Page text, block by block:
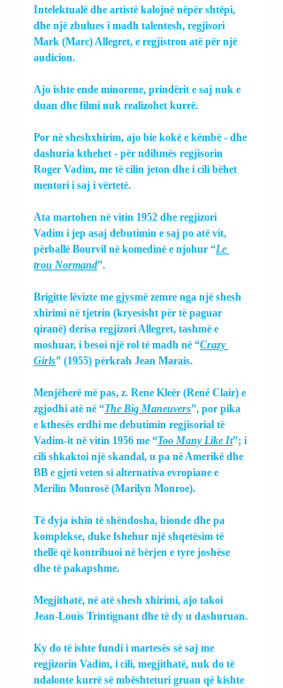
Intelektualë dhe artistë kalojnë nëpër shtëpi,
dhe një zbulues i madh talentesh, regjisori
Mark (Marc) Allegret, e regjistron atë për një
audicion.
Ajo ishte ende minorene, prindërit e saj nuk e
duan dhe filmi nuk realizohet kurrë.
Por në sheshxhirim, ajo bie kokë e këmbë - dhe
dashuria kthehet - për ndihmës regjisorin
Roger Vadim, me të cilin jeton dhe i cili bëhet
mentori i saj i vërtetë.
Ata martohen në vitin 1952 dhe regjizori
Vadim i jep asaj debutimin e saj po atë vit,
përballë Bourvil në komedinë e njohur “Le
trou Normand”.
Brigitte lëvizte me gjysmë zemre nga një shesh
xhirimi në tjetrin (kryesisht për të paguar
qiranë) derisa regjizori Allegret, tashmë e
moshuar, i besoi një rol të madh në “Crazy
Girls” (1955) përkrah Jean Marais.
Menjëherë më pas, z. Rene Kleër (René Clair) e
zgjodhi atë në “The Big Maneuvers”, por pika
e kthesës erdhi me debutimin regjisorial të
Vadim-it në vitin 1956 me “Too Many Like It”; i
cili shkaktoi një skandal, u pa në Amerikë dhe
BB e gjeti veten si alternativa evropiane e
Merilin Monrosë (Marilyn Monroe).
Të dyja ishin të shëndosha, bionde dhe pa
komplekse, duke fshehur një shqetësim të
thellë që kontribuoi në bërjen e tyre joshëse
dhe të pakapshme.
Megjithatë, në atë shesh xhirimi, ajo takoi
Jean-Louis Trintignant dhe të dy u dashuruan.
Ky do të ishte fundi i martesës së saj me
regjizorin Vadim, i cili, megjithatë, nuk do të
ndalonte kurrë së mbështeturi gruan që kishte